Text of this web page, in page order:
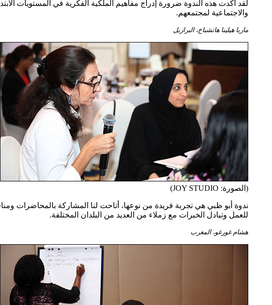
لقد أكدت هذه الندوة ضرورة إدراج مفاهيم الملكية الفكرية في المستويات
والاجتماعية لمجتمعهم.
ماريا هيلينا هاتشباخ، البرازيل
(الصورة: JOY STUDIO)
ندوة أبو ظبي هي تجربة فريدة من نوعها، أتاحت لنا المشاركة بالمحاضرات
للعمل وتبادل الخبرات مع زملاء من العديد من البلدان المختلفة.
هشام غورغو، المغرب